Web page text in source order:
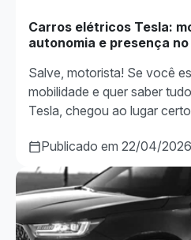
Carros elétricos Tesla:
autonomia e presença
Salve, motorista! Se você
mobilidade e quer saber
Tesla, chegou ao lugar
Publicado em 22/04/2026